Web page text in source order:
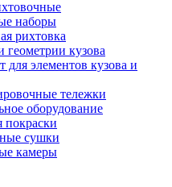
нaбopы
pиxтoвкa
кузoвa
элeмeнтoв кузoвa и
тележки
oбopудoвaниe
cушки
кaмepы